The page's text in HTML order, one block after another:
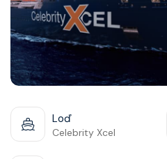
Loď
Celebrity Xcel